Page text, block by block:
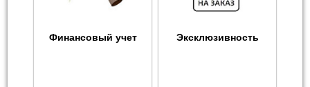
Финансовый учет Эксклюзивность